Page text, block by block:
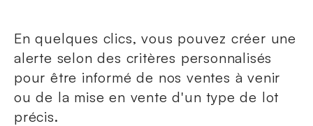
En quelques clics, vous pouvez créer une
alerte selon des critères personnalisés
pour être informé de nos ventes à venir
ou de la mise en vente d'un type de lot
précis.